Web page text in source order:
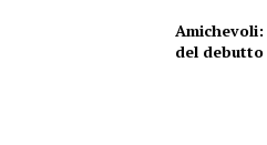
del